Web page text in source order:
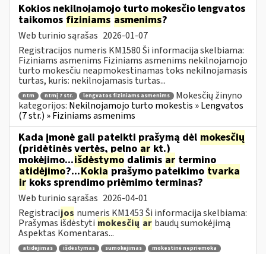
Kokios nekilnojamojo turto mokesčio lengvatos
taikomos fiziniams asmenims?
Web turinio sąrašas 2026-01-07
Registracijos numeris KM1580 Ši informacija skelbiama:
Fiziniams asmenims Fiziniams asmenims nekilnojamojo
turto mokesčiu neapmokestinamas toks nekilnojamasis
turtas, kuris: nekilnojamasis turtas...
ntm ntmį 7 str. lengvatos fiziniams asmenims
Mokesčių žinyno
kategorijos: Nekilnojamojo turto mokestis » Lengvatos
(7 str.) » Fiziniams asmenims
Kada įmonė gali pateikti prašymą dėl mokesčių
(pridėtinės vertės, pelno ar kt.)
mokėjimo...išdėstymo dalimis ar termino
atidėjimo?...Kokiaprašymo pateikimo tvarka
irkoks sprendimo priėmimo terminas?
Web turinio sąrašas 2026-04-01
Registracijos numeris KM1453 Ši informacija skelbiama:
Prašymas išdėstyti mokesčių ar baudų sumokėjimą
Aspektas Komentaras...
atidėjimas išdėstymas sumokėjimas
mokestinė nepriemoka